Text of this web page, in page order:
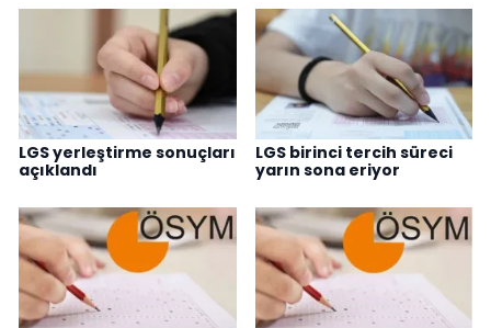
LGS yerleştirme sonuçları
açıklandı
LGS birinci tercih süreci
yarın sona eriyor